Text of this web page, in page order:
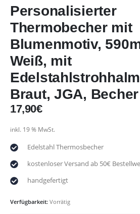
Personalisierter
Thermobecher mit
Blumenmotiv,
Weiß, mit
Braut, JGA,
17,90€
inkl. 19 % MwSt.
Edelstahl Thermosbecher
kostenloser Versand ab 50€
handgefertigt
Verfügbarkeit: Vorrätig